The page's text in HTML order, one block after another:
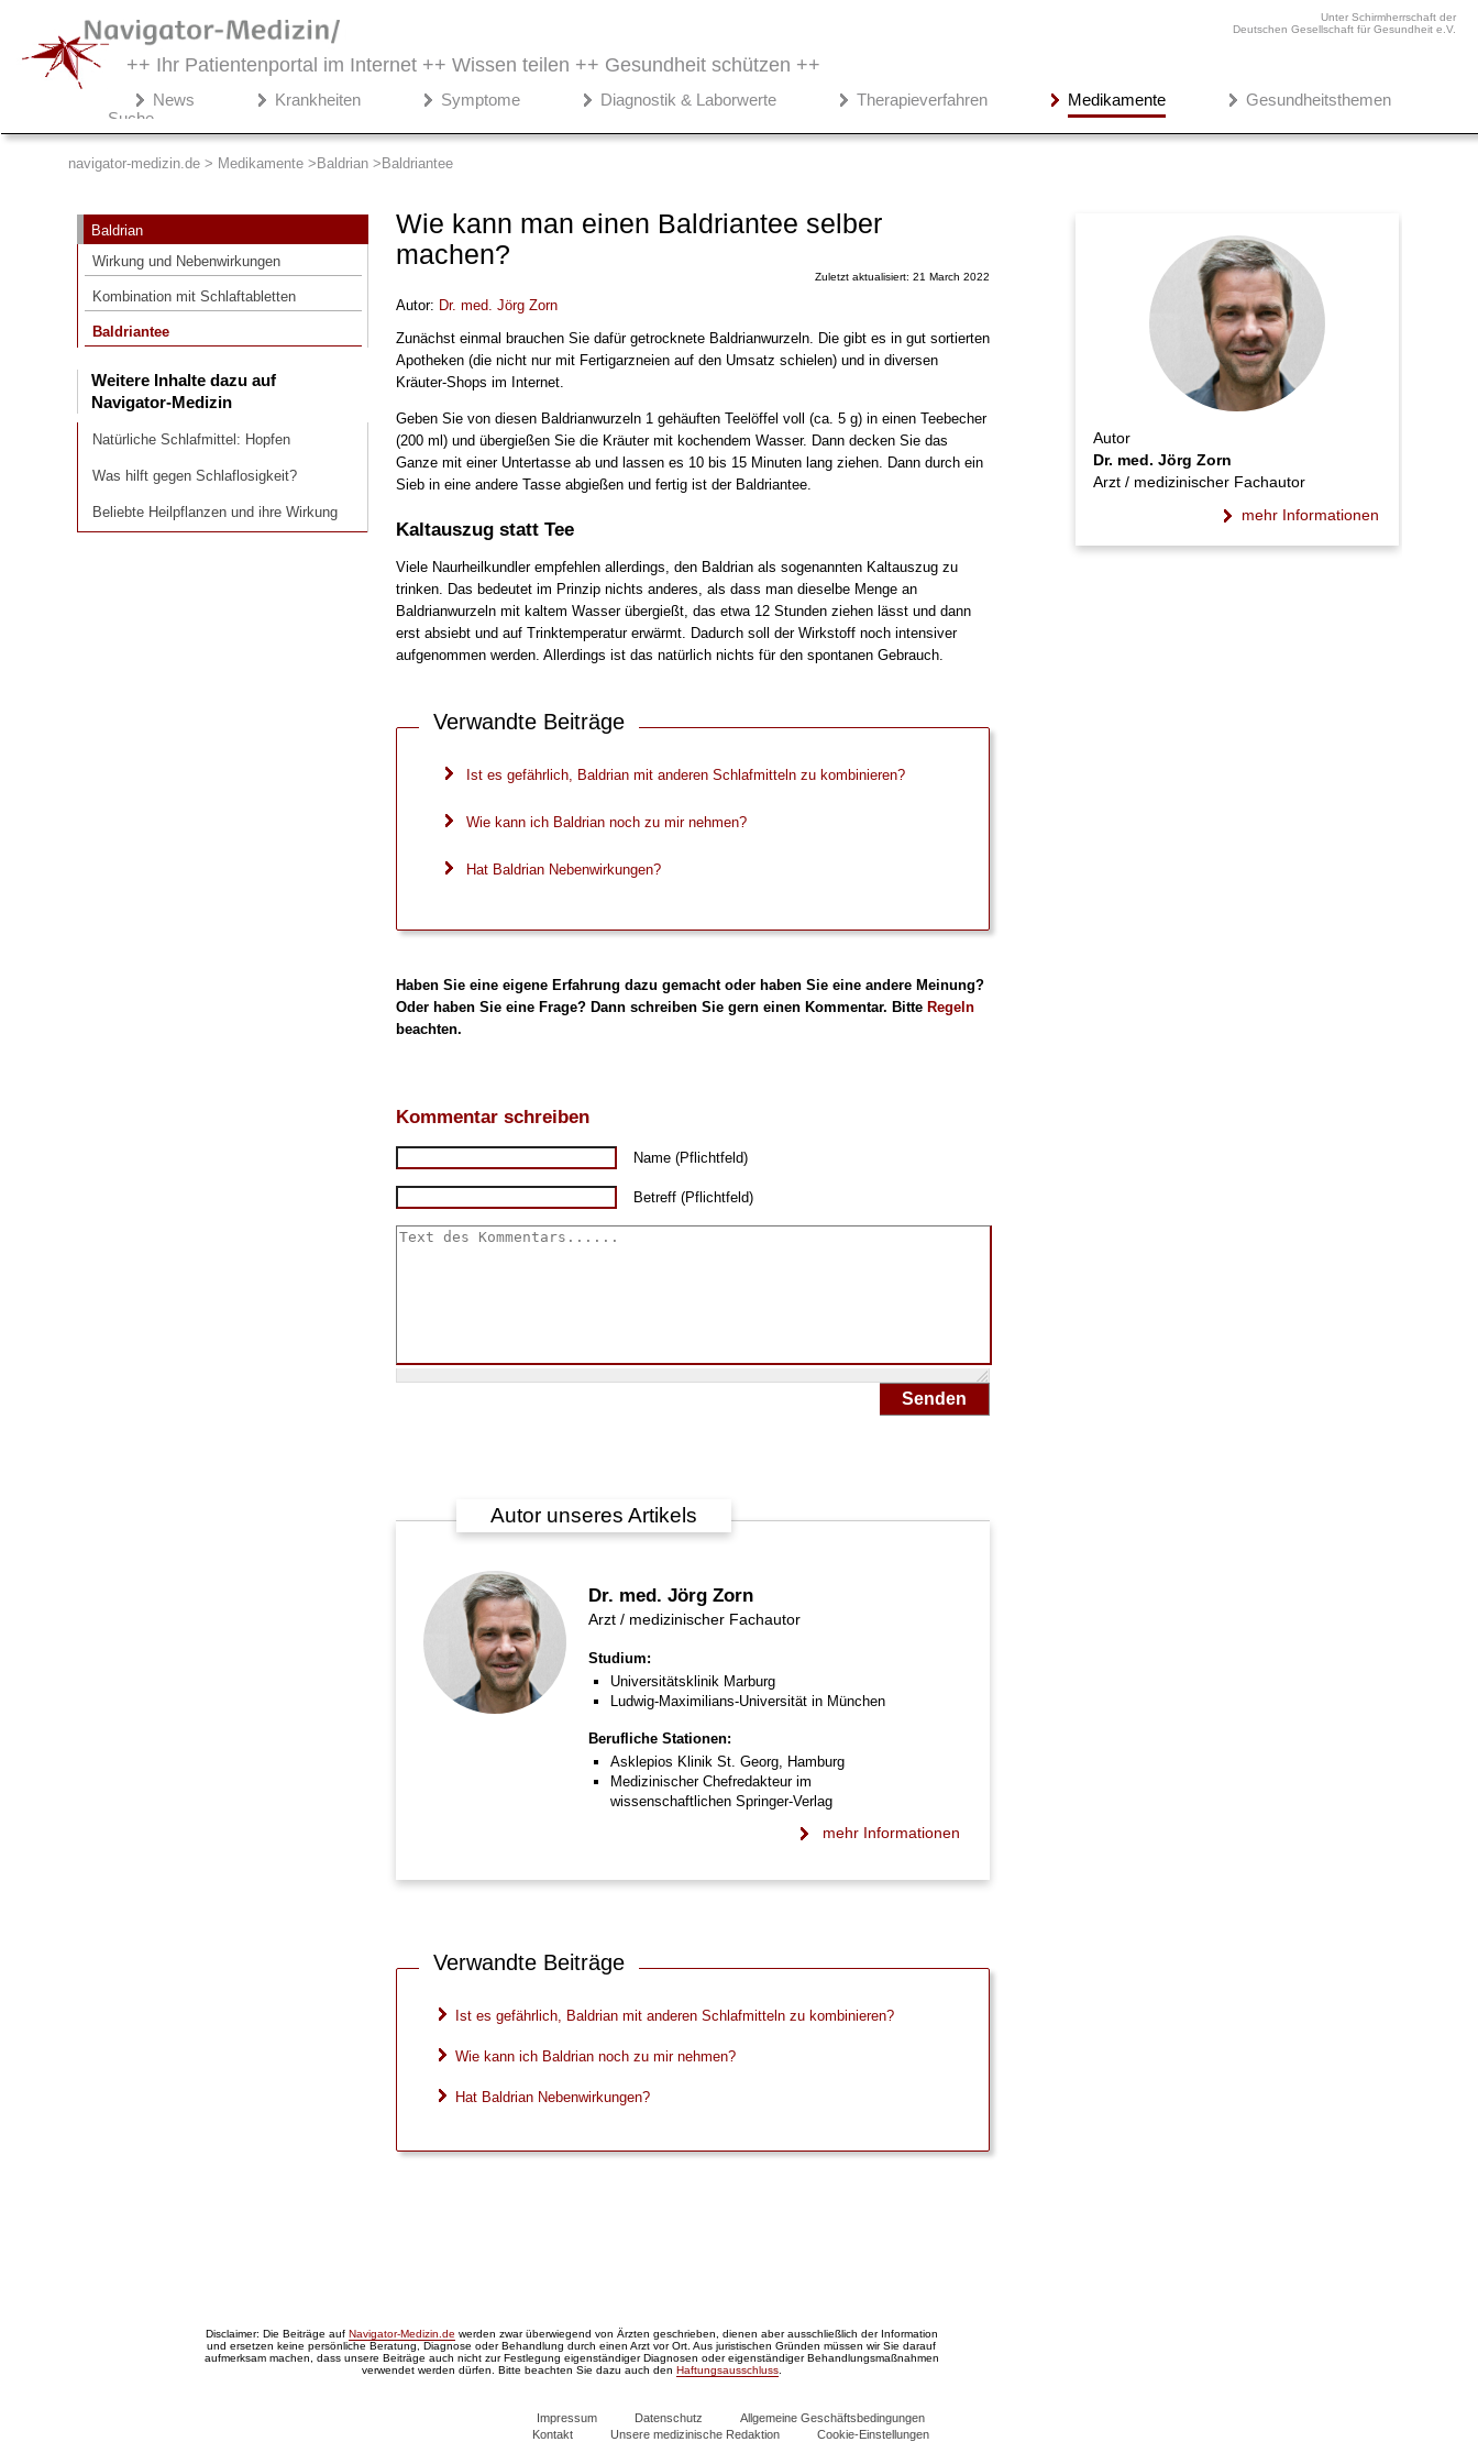
Unter Schirmherrschaft der
Deutschen Gesellschaft für Gesundheit e.V.
++ Ihr Patientenportal im Internet ++ Wissen teilen ++ Gesundheit schützen ++
News Krankheiten Symptome Diagnostik & Laborwerte Therapieverfahren Medikamente
Gesundheitsthemen
Suche
navigator-medizin.de > Medikamente Baldrian Baldriantee
Baldrian
Wirkung und Nebenwirkungen
Kombination mit Schlaftabletten
Baldriantee
Weitere Inhalte dazu auf
Navigator-Medizin
Natürliche Schlafmittel: Hopfen
Was hilft gegen Schlaflosigkeit?
Beliebte Heilpflanzen und ihre Wirkung
Wie kann man einen Baldriantee selber
machen?
Zuletzt aktualisiert: 21 March 2022
Autor: Dr. med. Jörg Zorn
Zunächst einmal brauchen Sie dafür getrocknete Baldrianwurzeln. Die gibt es in gut sortierten
Apotheken (die nicht nur mit Fertigarzneien auf den Umsatz schielen) und in diversen
Kräuter-Shops im Internet.
Geben Sie von diesen Baldrianwurzeln 1 gehäuften Teelöffel voll (ca. 5 g) in einen Teebecher
(200 ml) und übergießen Sie die Kräuter mit kochendem Wasser. Dann decken Sie das
Ganze mit einer Untertasse ab und lassen es 10 bis 15 Minuten lang ziehen. Dann durch ein
Sieb in eine andere Tasse abgießen und fertig ist der Baldriantee.
Kaltauszug statt Tee
Viele Naurheilkundler empfehlen allerdings, den Baldrian als sogenannten Kaltauszug zu
trinken. Das bedeutet im Prinzip nichts anderes, als dass man dieselbe Menge an
Baldrianwurzeln mit kaltem Wasser übergießt, das etwa 12 Stunden ziehen lässt und dann
erst absiebt und auf Trinktemperatur erwärmt. Dadurch soll der Wirkstoff noch intensiver
aufgenommen werden. Allerdings ist das natürlich nichts für den spontanen Gebrauch.
Verwandte Beiträge
Ist es gefährlich, Baldrian mit anderen Schlafmitteln zu kombinieren?
Wie kann ich Baldrian noch zu mir nehmen?
Hat Baldrian Nebenwirkungen?
Haben Sie eine eigene Erfahrung dazu gemacht oder haben Sie eine andere Meinung?
Oder haben Sie eine Frage? Dann schreiben Sie gern einen Kommentar. Bitte Regeln
beachten.
Kommentar schreiben
Name (Pflichtfeld)
Betreff (Pflichtfeld)
Senden
Autor unseres Artikels
Dr. med. Jörg Zorn
Arzt / medizinischer Fachautor
Studium:
Universitätsklinik Marburg
Ludwig-Maximilians-Universität in München
Berufliche Stationen:
Asklepios Klinik St. Georg, Hamburg
Medizinischer Chefredakteur im
wissenschaftlichen Springer-Verlag
mehr Informationen
Verwandte Beiträge
Ist es gefährlich, Baldrian mit anderen Schlafmitteln zu kombinieren?
Wie kann ich Baldrian noch zu mir nehmen?
Hat Baldrian Nebenwirkungen?
Navigator-
▾
Medikamente
Wirkung und Nebenwirkungen
Kombination mit Schlaftabletten
Baldriantee
Navigator-Medizin
Natürliche Schlafmittel: Hopfen
Autor
Dr. med. Jörg Zorn
Arzt / medizinischer Fachautor
mehr Informationen
Disclaimer: Die Beiträge auf Navigator-Medizin.de werden zwar überwiegend von Ärzten geschrieben, dienen aber ausschließlich der Information
und ersetzen keine persönliche Beratung, Diagnose oder Behandlung durch einen Arzt vor Ort. Aus juristischen Gründen müssen wir Sie darauf
aufmerksam machen, dass unsere Beiträge auch nicht zur Festlegung eigenständiger Diagnosen oder eigenständiger Behandlungsmaßnahmen
verwendet werden dürfen. Bitte beachten Sie dazu auch den Haftungsausschluss.
Impressum Datenschutz
Allgemeine Geschäftsbedingungen
Kontakt
Unsere medizinische Redaktion Cookie-Einstellungen